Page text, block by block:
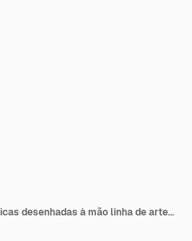
Conjunto de flores botânicas desenhadas à mão linha de arte vetor Colecção de folhagem ramos de folhas floral f